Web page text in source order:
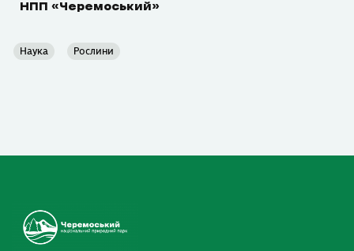
НПП «Черемоський»
Наука Рослини